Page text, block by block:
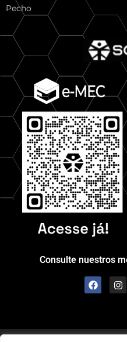
Pecho
Consulte nuestros